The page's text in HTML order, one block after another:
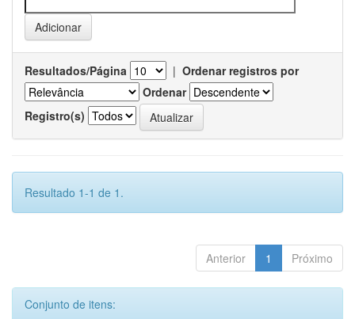
Resultados/Página | Ordenar registros por
Ordenar
Registro(s)
Resultado 1-1 de 1.
Anterior 1 Próximo
Conjunto de itens: